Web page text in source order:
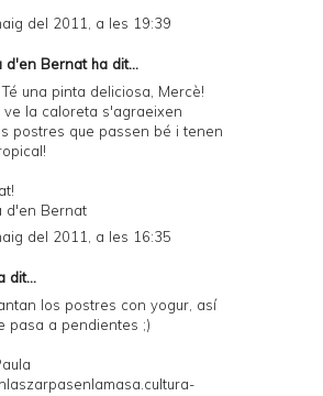
del 2011, a les 19:39
d'en Bernatha dit...
Té una pinta deliciosa, Mercè!
ve la caloreta s'agraeixen
postres que passen bé i tenen
d'en Bernat
del 2011, a les 16:35
dit...
los postres con yogur, así
pasa a pendientes ;)